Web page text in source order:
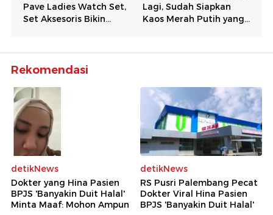
Rekomendasi
detikNews
Dokter yang Hina Pasien
BPJS 'Banyakin Duit Halal'
Minta Maaf: Mohon Ampun
detikNews
RS Pusri Palembang Pecat
Dokter Viral Hina Pasien
BPJS 'Banyakin Duit Halal'